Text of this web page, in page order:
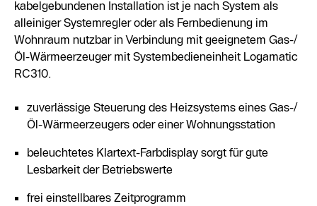
kabelgebundenen Installation ist je nach System als
alleiniger Systemregler oder als Fernbedienung im
Wohnraum nutzbar in Verbindung mit geeignetem Gas-/
Öl-Wärmeerzeuger mit Systembedieneinheit Logamatic
RC310.
zuverlässige Steuerung des Heizsystems eines Gas-/
Öl-Wärmeerzeugers oder einer Wohnungsstation
beleuchtetes Klartext-Farbdisplay sorgt für gute
Lesbarkeit der Betriebswerte
frei einstellbares Zeitprogramm